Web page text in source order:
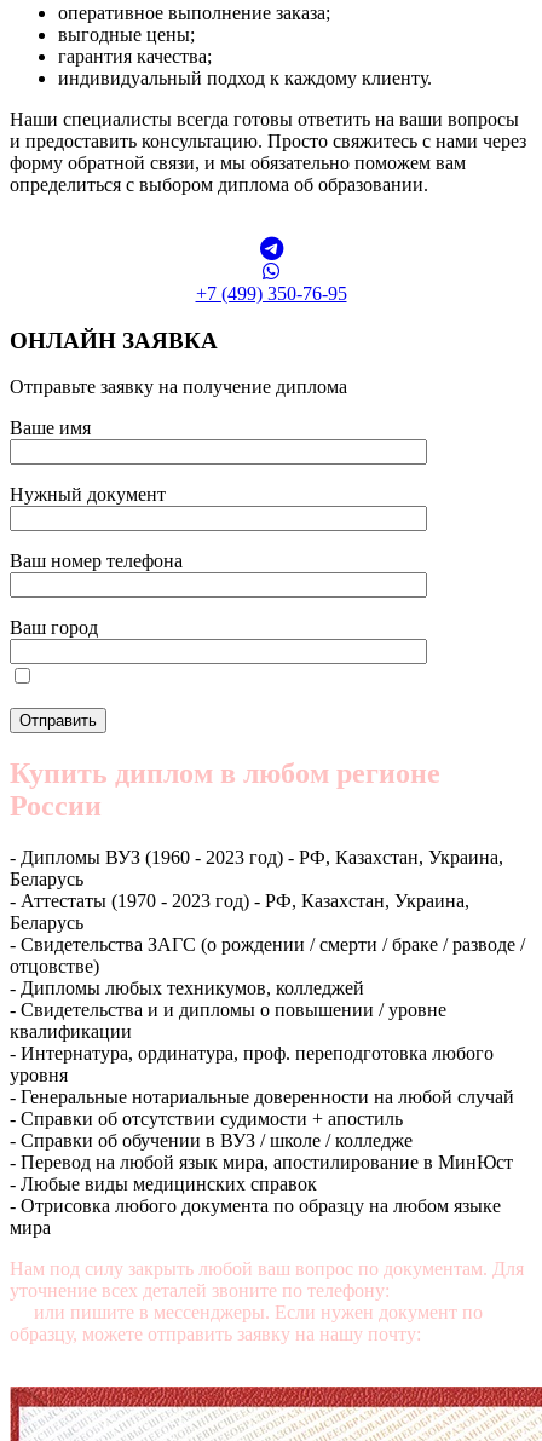
оперативное выполнение заказа;
выгодные цены;
гарантия качества;
индивидуальный подход к каждому клиенту.
Наши специалисты всегда готовы ответить на ваши вопросы
и предоставить консультацию. Просто свяжитесь с нами через
форму обратной связи, и мы обязательно поможем вам
определиться с выбором диплома об образовании.
+7 (499) 350-76-95
ОНЛАЙН ЗАЯВКА
Отправьте заявку на получение диплома
Ваше имя
Нужный документ
Ваш номер телефона
Ваш город
Купить диплом в любом регионе
России
- Дипломы ВУЗ (1960 - 2023 год) - РФ, Казахстан, Украина,
Беларусь
- Аттестаты (1970 - 2023 год) - РФ, Казахстан, Украина,
Беларусь
- Свидетельства ЗАГС (о рождении / смерти / браке / разводе /
отцовстве)
- Дипломы любых техникумов, колледжей
- Свидетельства и и дипломы о повышении / уровне
квалификации
- Интернатура, ординатура, проф. переподготовка любого
уровня
- Генеральные нотариальные доверенности на любой случай
- Справки об отсутствии судимости + апостиль
- Справки об обучении в ВУЗ / школе / колледже
- Перевод на любой язык мира, апостилирование в МинЮст
- Любые виды медицинских справок
- Отрисовка любого документа по образцу на любом языке
мира
Нам под силу закрыть любой ваш вопрос по документам. Для
уточнение всех деталей звоните по телефону:
или пишите в мессенджеры. Если нужен документ по
образцу, можете отправить заявку на нашу почту: